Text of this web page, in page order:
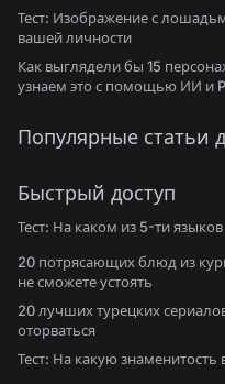
Тест: Изображение с
вашей личности
Как выглядели бы 15
узнаем это с помощью ИИ и
Популярные статьи
Быстрый доступ
Тест: На каком из 5-ти
20 потрясающих блюд из
не сможете устоять
20 лучших турецких
оторваться
Тест: На какую